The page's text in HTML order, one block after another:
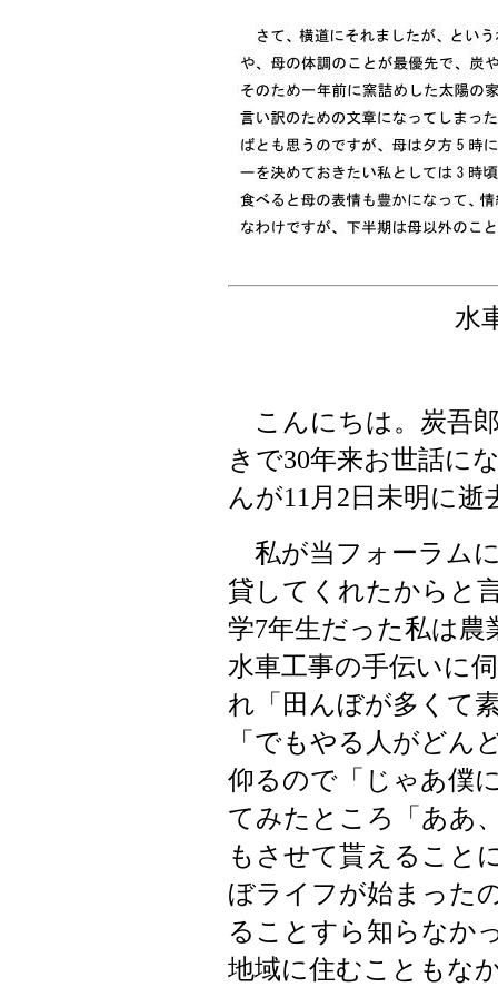
水
こんにちは。炭吾
きで30年来お世話に
んが11 月 2日未明に逝
私が当フォーラム
貸してくれたからと
学7年生だった私は
水車工事の手伝いに
れ「田んぼが多くて
「でもやる人がど
仰るので「じゃあ僕
てみたところ「ああ
もさせて貰えること
ぼライフが始まった
ることすら知らなか
地域に住むこともな